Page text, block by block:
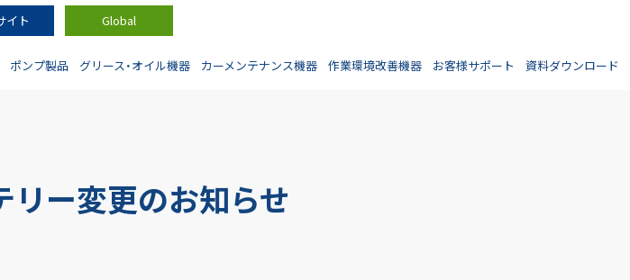
イト Global
ポンプ製品 グリース・オイル機器 カーメンテナンス機器 作業環境改善機器 お客様サポート 資料ダウンロード
リー変更のお知らせ